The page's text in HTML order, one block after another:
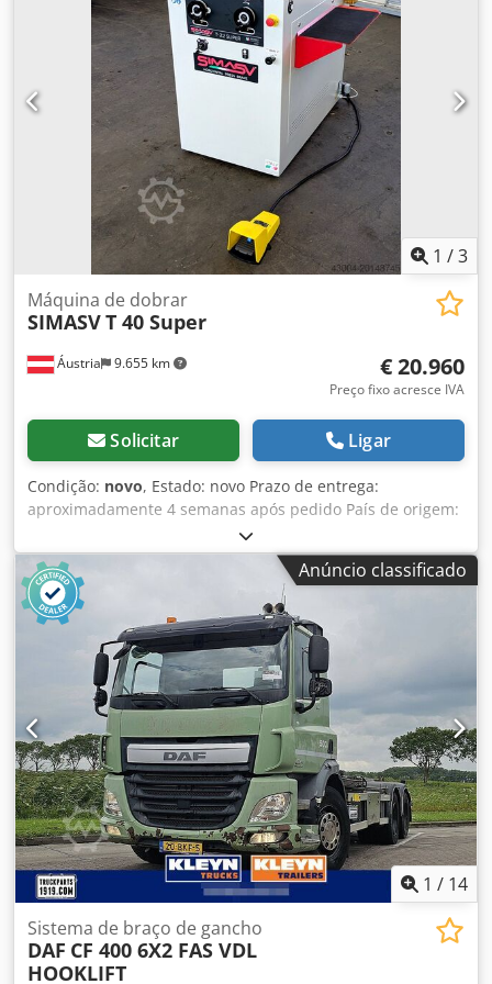
mm/s Velocidade de retorno: 70 mm/s Reservatório de
óleo: 45 l Motor: 1,5 kW Altura de trabalho: 925 mm
Comprimento: 1200 mm Largura: 900 mm Altura: 1050 mm
Peso: 630 kg 2 pinos de fixação, altura 110 mm (maiores
sob consulta) Batente manual de 500 mm com escala
milimétrica Velocidade ajustável 2 volantes para ajuste do
curso e do ponto de retorno Regulação hidráulica precisa
do curso mesmo sob pressão Operação bimanual Grande
variedade de ferramentas disponível, preços sob consulta
ALTERNATIVA: Versão com controle CNC
1 /3
Áustria 9.655 km
Máquina de dobrar
SIMASVT 40 Super
€ 20.960
Preço fixo acresce IVA
Solicitar Ligar
Condição: novo, Estado: novo Prazo de entrega:
aproximadamente 4 semanas após pedido País de origem:
Itália Preço: 20.960 € Taxa de leasing: 402,43 € Força de
prensagem: 40 t Curso: 250 mm Capacidade máxima de
dobra - aço carbono: 200 x 20 mm Mesa: 1100 x 620 mm
Diâmetro do pino: 55 mm Velocidade de trabalho: 4,7 - 9,1
mm/s Dodpfx Aexh Rulefmekr Velocidade de retorno: 45
mm/s Reservatório de óleo: 45 l Motor: 3 kW Altura de
trabalho: 950 mm Comprimento: 1250 mm Largura: 900
mm Altura: 1000 mm Peso: 750 kg 2 pinos de fixação,
altura 110 mm (alturas maiores sob consulta) Tope manual
de 500 mm com escala milimétrica Velocidade ajustável 2
volantes para ajuste do curso e do ponto de retorno Ajuste
preciso do curso hidráulico mesmo sob pressão Operação
bimanual Grande variedade de ferramentas, preços sob
consulta ALTERNATIVA: Versão com controle CNC
Anúncio classificado
1 / 14
Sistema de braço de gancho
DAF CF 400 6X2 FAS VDL
HOOKLIFT